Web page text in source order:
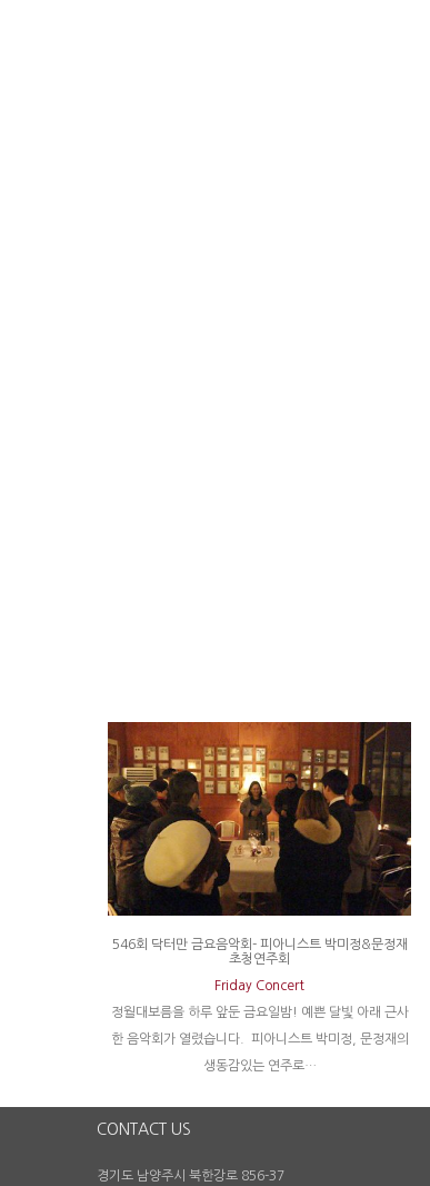
546회 닥터만 금요음악회- 피아니스트 박미정&문정재
초청연주회
Friday Concert
정월대보름을 하루 앞둔 금요일밤! 예쁜 달빛 아래 근사
한 음악회가 열렸습니다. 피아니스트 박미정, 문정재의
생동감있는 연주로…
CONTACT US
경기도 남양주시 북한강로 856-37